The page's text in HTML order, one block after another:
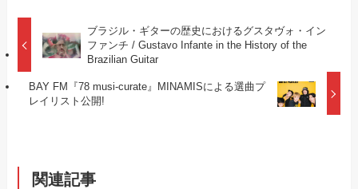
ブラジル・ギターの歴史におけるグスタヴォ・イン
ファンチ / Gustavo Infante in the History of the
Brazilian Guitar
BAY FM『78 musi-curate』MINAMISによる選曲プ
レイリスト公開!
関連記事